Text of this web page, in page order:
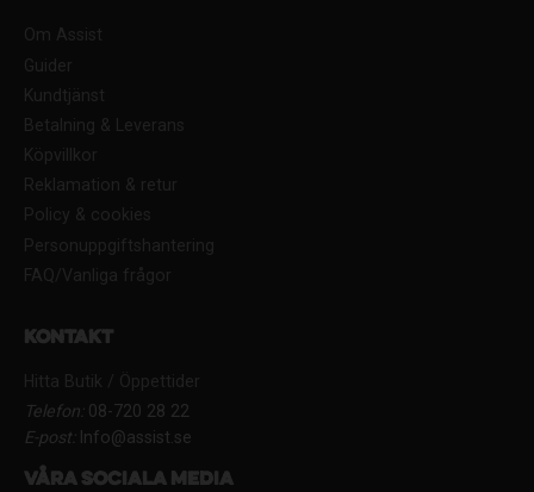
Om Assist
Guider
Kundtjänst
Betalning & Leverans
Köpvillkor
Reklamation & retur
Policy & cookies
Personuppgiftshantering
FAQ/Vanliga frågor
Kontakt
Hitta Butik / Öppettider
Telefon:08-720 28 22
E-post:Info@assist.se
Våra sociala media